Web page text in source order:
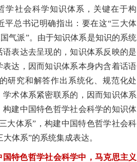
学社会科学知识体系，关键在于构
平总书记明确指出：要在这“三大体
气派”。由于知识体系是知识的系统
表达去呈现的，知识体系反映的是
达，因而知识体系本身内含着话语
研究和解答作出系统化、规范化处
术体系紧密联系的，因而知识体系
建中国特色哲学社会科学的知识体
大体系”，构建中国特色哲学社会科
体系”的系统集成表达。
特色哲学社会科学中，马克思主义